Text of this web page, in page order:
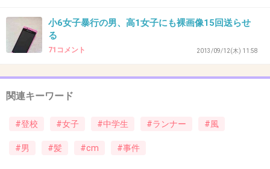
難しいですね。
子に同情しますから。
小6女子暴行の男、高1女子にも裸画像15回送らせ
る
71コメント 2013/09/12(木) 11:58
関連キーワード
#登校 #女子 #中学生 #ランナー #風
#男 #髪 #cm #事件